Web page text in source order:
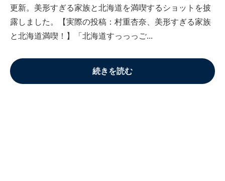
更新。美形すぎる家族と北海道を満喫するショットを披
露しました。【実際の投稿：村重杏奈、美形すぎる家族
と北海道満喫！】「北海道すっっっご...
続きを読む